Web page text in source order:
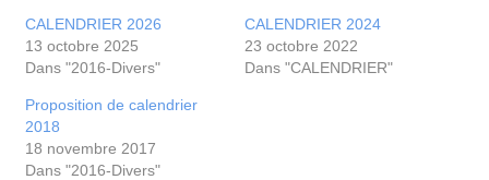
CALENDRIER 2026
13 octobre 2025
Dans "2016-Divers"
CALENDRIER 2024
23 octobre 2022
Dans "CALENDRIER"
Proposition de calendrier
2018
18 novembre 2017
Dans "2016-Divers"